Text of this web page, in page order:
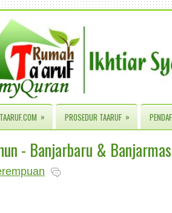
» PROSEDUR TAARUF »
- Banjarbaru &